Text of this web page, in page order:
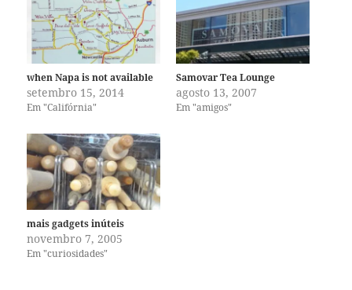
when Napa is not available
setembro 15, 2014
Em "Califórnia"
Samovar Tea Lounge
agosto 13, 2007
Em "amigos"
mais gadgets inúteis
novembro 7, 2005
Em "curiosidades"